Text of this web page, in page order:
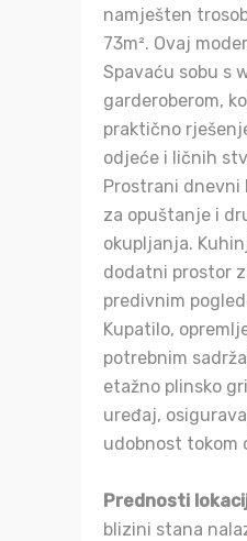
namješten
73m². Ovaj
Spavaću sobu s
garderoberom,
praktično
odjeće i ličnih
Prostrani dnevni
za opuštanje i
okupljanja.
dodatni prostor
predivnim
Kupatilo,
potrebnim
etažno plinsko
uređaj,
udobnost tokom
Prednosti
blizini stana